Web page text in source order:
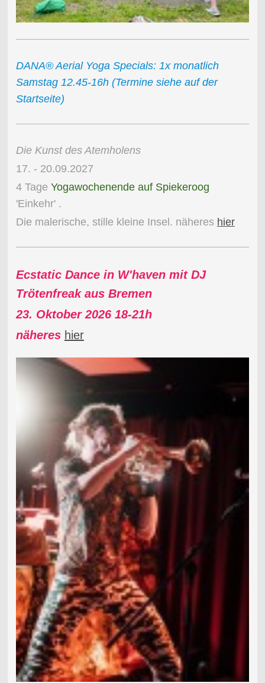
DANA® Aerial Yoga Specials: 1x monatlich
Samstag 12.45-16h (Termine siehe auf der
Startseite)
Die Kunst des Atemholens
17. - 20.09.2027
4 Tage Yogawochenende auf Spiekeroog
'Einkehr' .
Die malerische, stille kleine Insel. näheres hier
Ecstatic Dance in W'haven mit DJ
Trötenfreak aus Bremen
23. Oktober 2026 18-21h
näheres hier